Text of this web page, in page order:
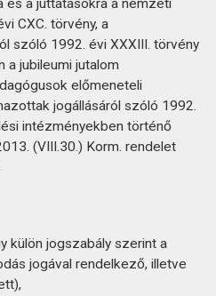
és a juttatásokra a nemzeti
CXC. törvény, a
szóló 1992. évi XXXIII. törvény
jubileumi jutalom
előmeneteli
jogállásáról szóló 1992.
intézményekben történő
(VIII.30.) Korm. rendelet
külön jogszabály szerint a
jogával rendelkező, illetve